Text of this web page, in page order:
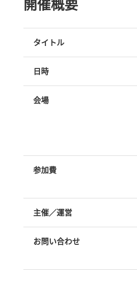
開催概要
タイトル
日時
会場
参加費
主催／運営
お問い合わせ